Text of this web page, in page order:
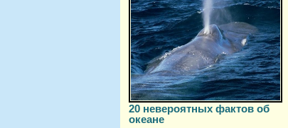
20 невероятных фактов об
океане